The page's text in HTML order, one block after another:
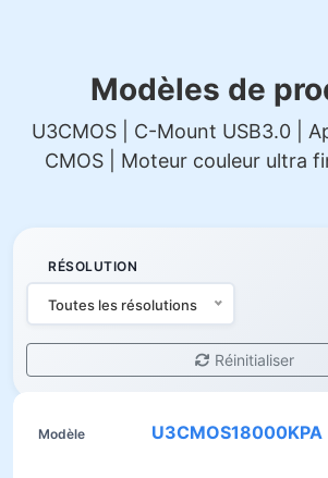
Modèles de
U3CMOS | C-Mount USB3.0 |
CMOS | Moteur couleur ultra
RÉSOLUTION
Toutes les résolutions
Réinitialiser
U3CMOS18000KPA